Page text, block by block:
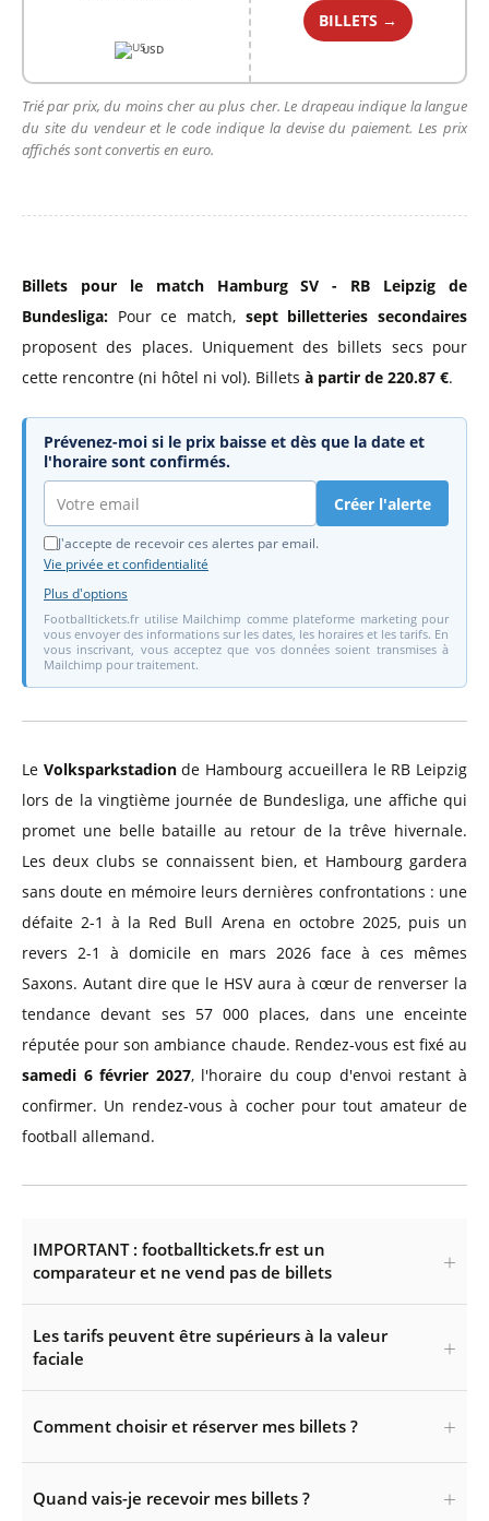
USD
BILLETS →
Trié par prix, du moins cher au plus cher. Le drapeau indique la langue
du site du vendeur et le code indique la devise du paiement. Les prix
affichés sont convertis en euro.
Billets pour le match Hamburg SV - RB Leipzig de
Bundesliga: Pour ce match, sept billetteries secondaires
proposent des places. Uniquement des billets secs pour
cette rencontre (ni hôtel ni vol). Billets à partir de 220.87 €.
Prévenez-moi si le prix baisse et dès que la date et
l'horaire sont confirmés.
Créer l'alerte
J'accepte de recevoir ces alertes par email.
Vie privée et confidentialité
Plus d'options
Footballtickets.fr utilise Mailchimp comme plateforme marketing pour
vous envoyer des informations sur les dates, les horaires et les tarifs. En
vous inscrivant, vous acceptez que vos données soient transmises à
Mailchimp pour traitement.
Le Volksparkstadionde Hambourg accueillera le RB Leipzig
lors de la vingtième journée de Bundesliga, une affiche qui
promet une belle bataille au retour de la trêve hivernale.
Les deux clubs se connaissent bien, et Hambourg gardera
sans doute en mémoire leurs dernières confrontations : une
défaite 2-1 à la Red Bull Arena en octobre 2025, puis un
revers 2-1 à domicile en mars 2026 face à ces mêmes
Saxons. Autant dire que le HSV aura à cœur de renverser la
tendance devant ses 57 000 places, dans une enceinte
réputée pour son ambiance chaude. Rendez-vous est fixé au
samedi 6 février 2027, l'horaire du coup d'envoi restant à
confirmer. Un rendez-vous à cocher pour tout amateur de
football allemand.
IMPORTANT : footballtickets.fr est un
comparateur et ne vend pas de billets
Les tarifs peuvent être supérieurs à la valeur
faciale
Comment choisir et réserver mes billets ?
Quand vais-je recevoir mes billets ?